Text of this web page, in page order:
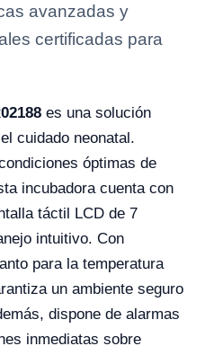
avanzadas y
certificadas para
es una solución
cuidado neonatal.
óptimas de
incubadora cuenta con
táctil LCD de 7
intuitivo. Con
para la temperatura
un ambiente seguro
dispone de alarmas
inmediatas sobre